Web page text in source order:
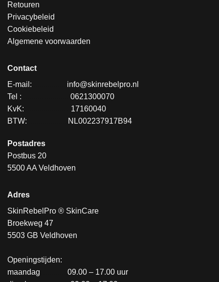
Retouren
Privacybeleid
Cookiebeleid
Algemene voorwaarden
Contact
E-mail:
info@skinrebelpro.nl
Tel :
0621300070
KvK:
17160040
BTW:
NL002237917B94
Postadres
Postbus 20
5500 AA Veldhoven
Adres
SkinRebelPro ® SkinCare
Broekweg 47
5503 GB Veldhoven
Openingstijden:
maandag
09.00 – 17.00 uur